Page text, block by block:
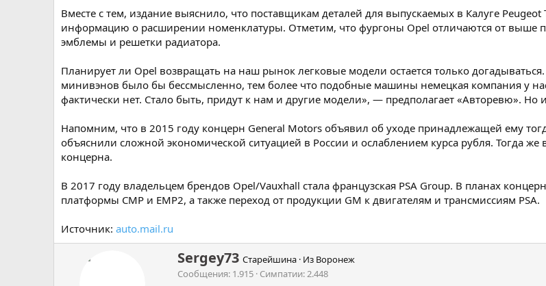
Вместе с тем, издание выяснило, что поставщикам деталей для выпускаемых в Калуге
информацию о расширении номенклатуры. Отметим, что фургоны Opel отличаются от выше
эмблемы и решетки радиатора.
Планирует ли Opel возвращать на наш рынок легковые модели остается только
минивэнов было бы бессмысленно, тем более что подобные машины немецкая компания у
фактически нет. Стало быть, придут к нам и другие модели», — предполагает «Авторевю». Но
Напомним, что в 2015 году концерн General Motors объявил об уходе принадлежащей ему
объяснили сложной экономической ситуацией в России и ослаблением курса рубля. Тогда
концерна.
В 2017 году владельцем брендов Opel/Vauxhall стала французская PSA Group. В планах
платформы CMP и EMP2, а также переход от продукции GM к двигателям и трансмиссиям PSA.
Источник: auto.mail.ru
А
в
т
Sergey73 Старейшина · Из Воронеж
Сообщения 1.915 Симпатии 2.448